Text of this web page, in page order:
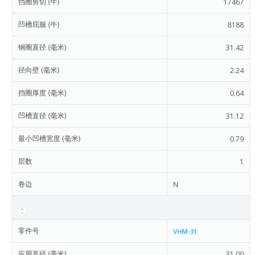
17467
凹槽屈服 (牛) 8188
钢圈直径 (毫米) 31.42
径向壁 (毫米) 2.24
挡圈厚度 (毫米) 0.64
凹槽直径 (毫米) 31.12
最小凹槽宽度 (毫米) 0.79
层数 1
卷边 N
零件号 VHM-31